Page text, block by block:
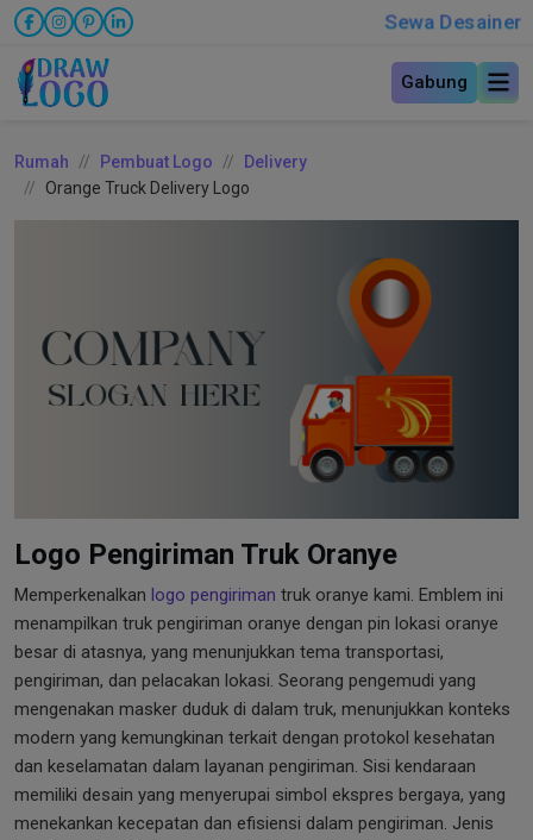
Sewa Desainer
Gabung
Rumah Pembuat Logo
Delivery
Orange Truck Delivery Logo
Logo Pengiriman Truk Oranye
Memperkenalkan logo pengiriman truk oranye kami. Emblem ini
menampilkan truk pengiriman oranye dengan pin lokasi oranye
besar di atasnya, yang menunjukkan tema transportasi,
pengiriman, dan pelacakan lokasi. Seorang pengemudi yang
mengenakan masker duduk di dalam truk, menunjukkan konteks
modern yang kemungkinan terkait dengan protokol kesehatan
dan keselamatan dalam layanan pengiriman. Sisi kendaraan
memiliki desain yang menyerupai simbol ekspres bergaya, yang
menekankan kecepatan dan efisiensi dalam pengiriman. Jenis